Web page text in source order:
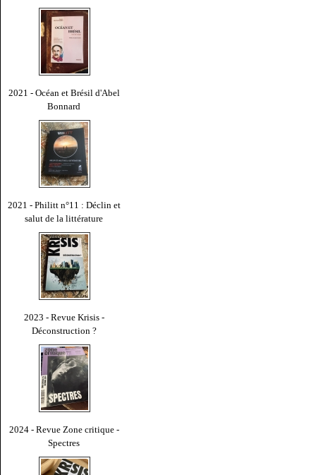
2021 - Océan et Brésil d'Abel
Bonnard
2021 - Philitt n°11 : Déclin et
salut de la littérature
2023 - Revue Krisis -
Déconstruction ?
2024 - Revue Zone critique -
Spectres